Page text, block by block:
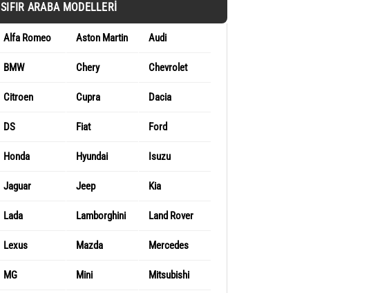
SIFIR ARABA MODELLERI
Alfa Romeo Aston Martin Audi
BMW Chery Chevrolet
Citroen Cupra Dacia
DS Fiat Ford
Honda Hyundai Isuzu
Jaguar Jeep Kia
Lada Lamborghini Land Rover
Lexus Mazda Mercedes
MG Mini Mitsubishi